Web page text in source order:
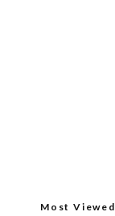
Most Viewed